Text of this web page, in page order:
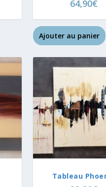
64,90€
Ajouter au panier
Tableau